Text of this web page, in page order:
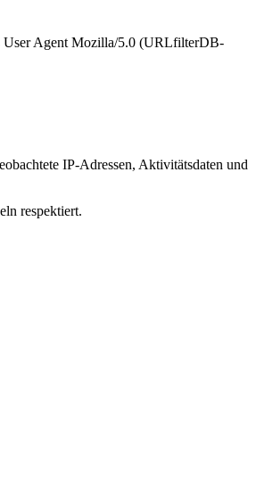
User Agent Mozilla/5.0 (URLfilterDB-
IP-Adressen, Aktivitätsdaten und
respektiert.